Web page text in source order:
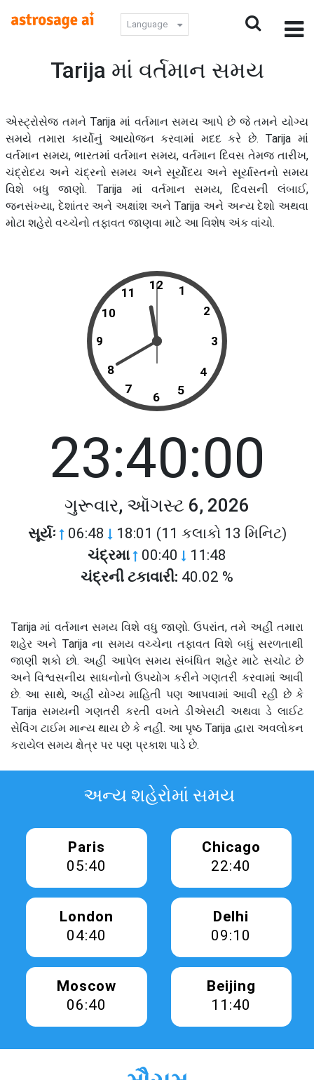
Language
Tarija માં વર્તમાન સમય
એસ્ટ્રોસેજ તમને Tarija માં વર્તમાન સમય આપે છે જે તમને યોગ્ય
સમયે તમારા કાર્યોનું આયોજન કરવામાં મદદ કરે છે. Tarija માં
વર્તમાન સમય, ભારતમાં વર્તમાન સમય, વર્તમાન દિવસ તેમજ તારીખ,
ચંદ્રોદય અને ચંદ્રનો સમય અને સૂર્યોદય અને સૂર્યાસ્તનો સમય
વિશે બધુ જાણો. Tarija માં વર્તમાન સમય, દિવસની લંબાઈ,
જનસંખ્યા, દેશાંતર અને અક્ષાંશ અને Tarija અને અન્ય દેશો અથવા
મોટા શહેરો વચ્ચેનો તફાવત જાણવા માટે આ વિશેષ અંક વાંચો.
12
11
10
9
8
7
6 5
4
3
2
1
23:40:00
ગુરૂવાર, ઑગસ્ટ 6, 2026
સૂર્યઃ 06:48 18:01 (11 કલાકો 13 મિનિટ)
ચંદ્રમા
00:40 11:48
ચંદ્રની ટકાવારી: 40.02 %
Tarija માં વર્તમાન સમય વિશે વધુ જાણો. ઉપરાંત, તમે અહીં તમારા
શહેર અને Tarija ના સમય વચ્ચેના તફાવત વિશે બધું સરળતાથી
જાણી શકો છો. અહીં આપેલ સમય સંબંધિત શહેર માટે સચોટ છે
અને વિશ્વસનીય સાધનોનો ઉપયોગ કરીને ગણતરી કરવામાં આવી
છે. આ સાથે, અહીં યોગ્ય માહિતી પણ આપવામાં આવી રહી છે કે
Tarija સમયની ગણતરી કરતી વખતે ડીએસટી અથવા ડે લાઈટ
સેવિંગ ટાઈમ માન્ય થાય છે કે નહીં. આ પૃષ્ઠ Tarija દ્વારા અવલોકન
કરાયેલ સમય ક્ષેત્ર પર પણ પ્રકાશ પાડે છે.
અન્ય શહેરોમાં સમય
Paris
05:40
Chicago
22:40
London
04:40
Delhi
09:10
Moscow
06:40
Beijing
11:40